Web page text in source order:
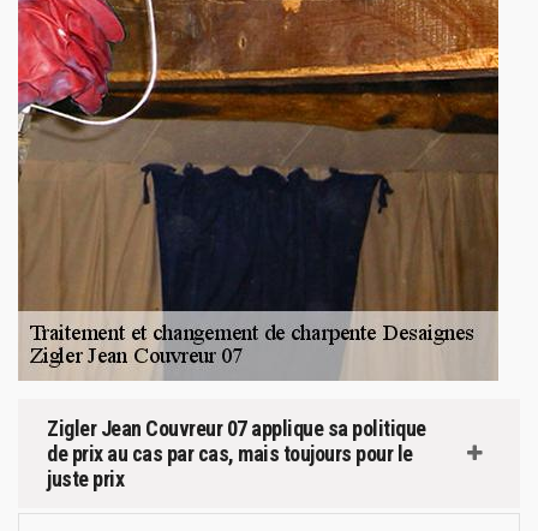
Zigler Jean Couvreur 07 applique sa politique
de prix au cas par cas, mais toujours pour le
juste prix